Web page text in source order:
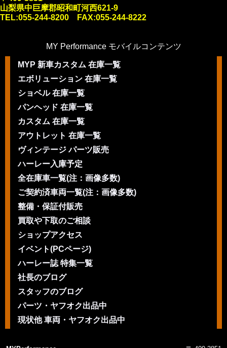
山梨県中巨摩郡昭和町河西621-9
TEL:055-244-8200 FAX:055-244-8222
MY Performance モバイルコンテンツ
MYP 新車カスタム 在庫一覧
エボリューション 在庫一覧
ショベル 在庫一覧
パンヘッド 在庫一覧
カスタム 在庫一覧
アウトレット 在庫一覧
ヴィンテージ パーツ販売
ハーレー入庫予定
全在庫車一覧(注：画像多数)
ご契約済車両一覧(注：画像多数)
整備・保証付販売
買取や下取のご相談
ショップアクセス
イベント(PCページ)
ハーレー誌 特集一覧
社長のブログ
スタッフのブログ
パーツ・ヤフオク出品中
現状他 車両・ヤフオク出品中